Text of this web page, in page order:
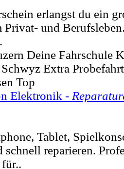
erlangst du ein
Privat- und
Deine Fahrschule
Extra
Top
Elektronik -
Tablet,
schnell reparieren.